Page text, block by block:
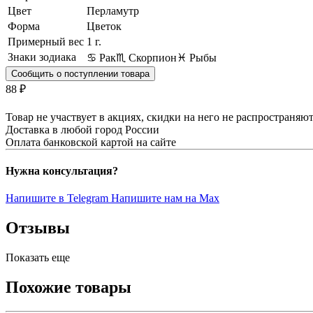
Цвет
Перламутр
Форма
Цветок
Примерный вес 1 г.
Знаки зодиака
♋ Рак♏ Скорпион♓ Рыбы
Сообщить о поступлении товара
88 ₽
Товар не участвует в акциях, скидки на него не
Доставка в любой город России
Оплата банковской картой на сайте
Нужна консультация?
Напишите в Telegram Напишите нам на Max
Отзывы
Показать еще
Похожие товары